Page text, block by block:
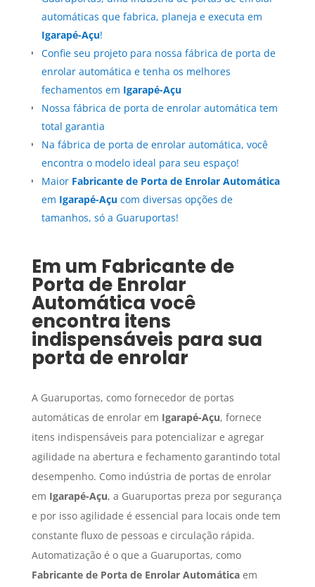
automáticas que fabrica, planeja e executa em
Igarapé-Açu!
Confie seu projeto para nossa fábrica de porta de
enrolar automática e tenha os melhores
fechamentos em Igarapé-Açu
Nossa fábrica de porta de enrolar automática tem
total garantia
Na fábrica de porta de enrolar automática, você
encontra o modelo ideal para seu espaço!
Maior Fabricante de Porta de Enrolar Automática
em Igarapé-Açucom diversas opções de
tamanhos, só a Guaruportas!
Em um Fabricante de
Porta de Enrolar
Automáticavocê
encontra itens
indispensáveis para sua
porta de enrolar
A Guaruportas, como fornecedor de portas
automáticas de enrolar em Igarapé-Açu, fornece
itens indispensáveis para potencializar e agregar
agilidade na abertura e fechamento garantindo total
desempenho. Como indústria de portas de enrolar
em Igarapé-Açu, a Guaruportas preza por segurança
e por isso agilidade é essencial para locais onde tem
constante fluxo de pessoas e circulação rápida.
Automatização é o que a Guaruportas, como
Fabricante de Porta de Enrolar Automáticaem